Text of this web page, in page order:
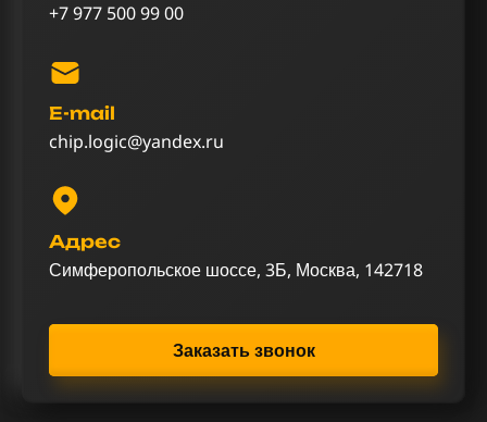
+7 977 500 99 00
E-mail
chip.logic@yandex.ru
Адрес
Симферопольское шоссе, 3Б, Москва, 142718
Заказать звонок